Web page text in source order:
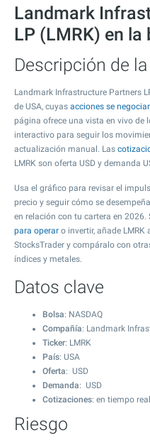
Landmark
LP (LMRK) en la
Descripción de
Landmark Infrastructure Partners
de USA, cuyas acciones se
página ofrece una vista en vivo de
interactivo para seguir los
actualización manual. Las
LMRK son oferta USD y demanda
Usa el gráfico para revisar el
precio y seguir cómo se
en relación con tu cartera en 2026.
para operar o invertir, añade
StocksTrader y compáralo con
índices y metales.
Datos clave
Bolsa: NASDAQ
Compañía: Landmark
Ticker: LMRK
País: USA
Oferta: USD
Demanda: USD
Cotizaciones: en tiempo
Riesgo